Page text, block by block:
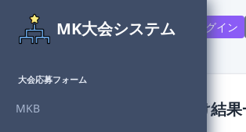
MK大会システム
大会応募フォーム
MKB
Discord連携で新規登録・ログイン
組分けツール - 組分け結